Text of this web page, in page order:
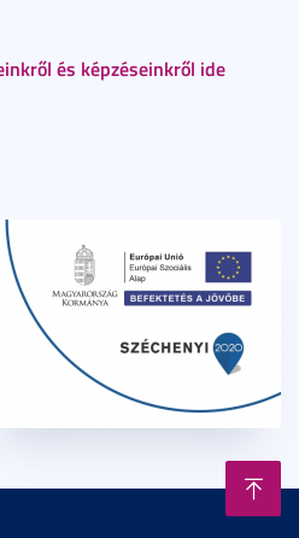
és képzéseinkről ide